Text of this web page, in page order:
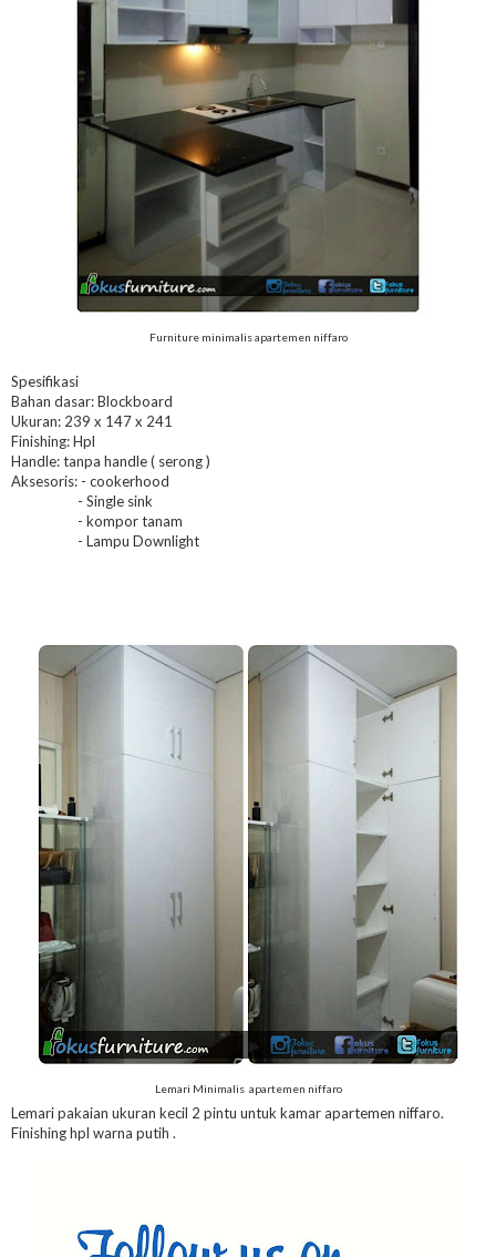
Furniture minimalis apartemen niffaro
Spesifikasi
Bahan dasar: Blockboard
Ukuran: 239 x 147 x 241
Finishing: Hpl
Handle: tanpa handle ( serong )
Aksesoris: - cookerhood
- Single sink
- kompor tanam
- Lampu Downlight
Lemari Minimalis apartemen niffaro
Lemari pakaian ukuran kecil 2 pintu untuk kamar apartemen niffaro.
Finishing hpl warna putih .